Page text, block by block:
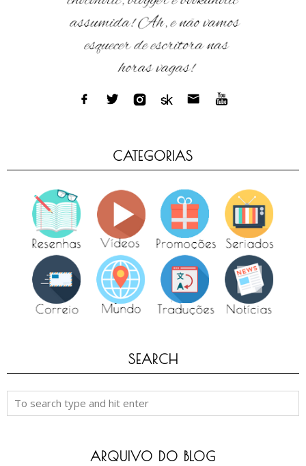
CATEGORIAS
SEARCH
ARQUIVO DO BLOG